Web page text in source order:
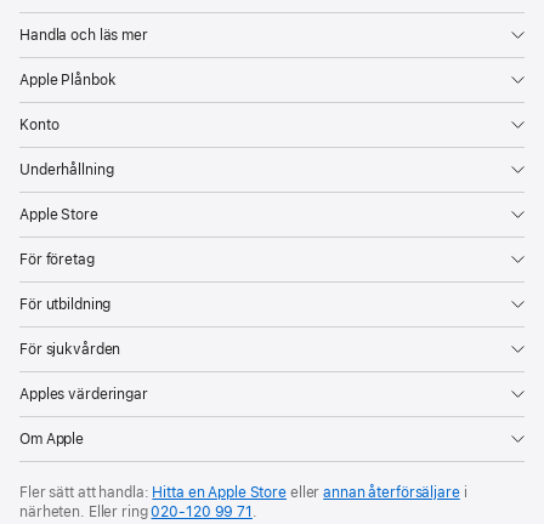
Handla och läs mer
Apple Plånbok
Konto
Underhållning
Apple Store
För företag
För utbildning
För sjukvården
Apples värderingar
Om Apple
Fler sätt att handla: Hitta en Apple Storeellerannan återförsäljarei
närheten. Eller ring020‑120 99 71